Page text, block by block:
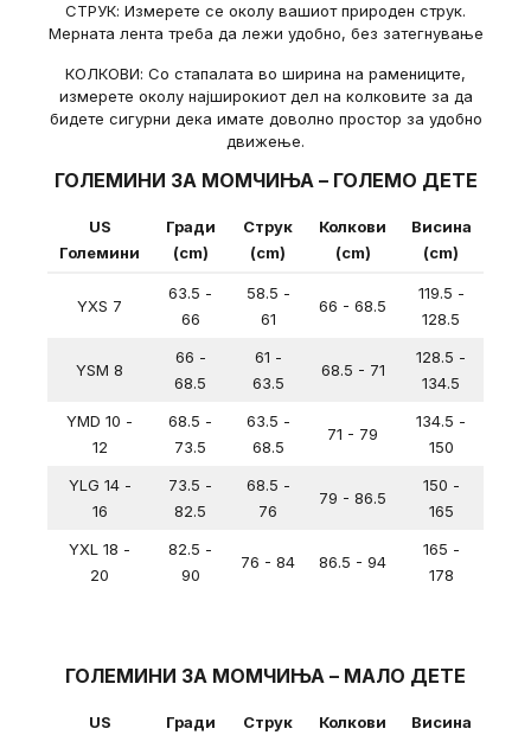
СТРУК: Измерете се околу вашиот природен струк.
Мерната лента треба да лежи удобно, без затегнување
КОЛКОВИ: Со стапалата во ширина на рамениците,
измерете околу најширокиот дел на колковите за да
бидете сигурни дека имате доволно простор за удобно
движење.
ГОЛЕМИНИ ЗА МОМЧИЊА – ГОЛЕМО ДЕТЕ
US
Големини
Гради
(cm)
Струк
(cm)
Колкови
(cm)
Висина
(cm)
YXS 7
63.5 -
66
58.5 -
61
66 - 68.5
119.5 -
128.5
YSM 8
66 -
68.5
61 -
63.5
68.5 - 71
128.5 -
134.5
YMD 10 -
12
68.5 -
73.5
63.5 -
68.5
71 - 79
134.5 -
150
YLG 14 -
16
73.5 -
82.5
68.5 -
76
79 - 86.5
150 -
165
YXL 18 -
20
82.5 -
90
76 - 84 86.5 - 94
165 -
178
ГОЛЕМИНИ ЗА МОМЧИЊА – МАЛО ДЕТЕ
US
Гради
Струк
Колкови
Висина